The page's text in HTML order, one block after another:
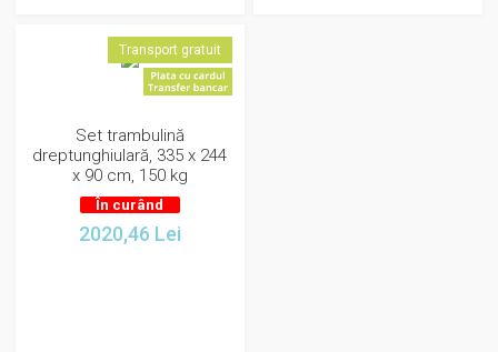
Transport gratuit
Set trambulină
dreptunghiulară, 335 x 244
x 90 cm, 150 kg
În curând
2020,46 Lei